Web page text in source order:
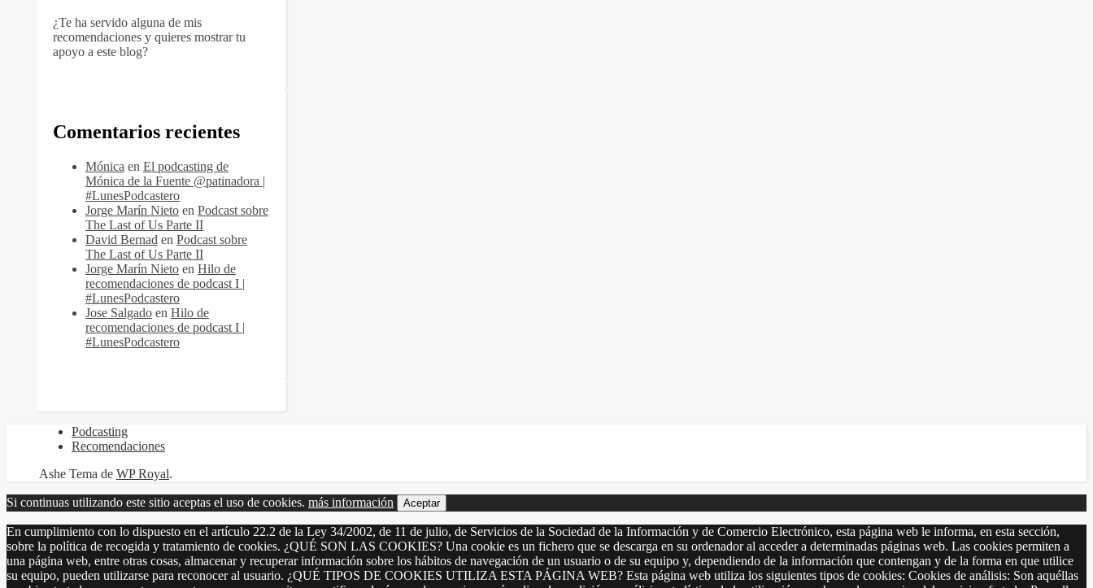
¿Te ha servido alguna de mis
recomendaciones y quieres mostrar tu
apoyo a este blog?
Comentarios recientes
Mónica en El podcasting de
Mónica de la Fuente @patinadora |
#LunesPodcastero
Jorge Marín Nieto en Podcast sobre
The Last of Us Parte II
David Bernad en Podcast sobre
The Last of Us Parte II
Jorge Marín Nieto en Hilo de
recomendaciones de podcast I |
#LunesPodcastero
Jose Salgado en Hilo de
recomendaciones de podcast I |
#LunesPodcastero
Podcasting
Recomendaciones
Ashe Tema de WP Royal.
Si continuas utilizando este sitio aceptas el uso de cookies. más información Aceptar
En cumplimiento con lo dispuesto en el artículo 22.2 de la Ley 34/2002, de 11 de julio, de Servicios de la Sociedad de la Información y de Comercio Electrónico, esta página web le informa, en esta sección,
sobre la política de recogida y tratamiento de cookies. ¿QUÉ SON LAS COOKIES? Una cookie es un fichero que se descarga en su ordenador al acceder a determinadas páginas web. Las cookies permiten a
una página web, entre otras cosas, almacenar y recuperar información sobre los hábitos de navegación de un usuario o de su equipo y, dependiendo de la información que contengan y de la forma en que utilice
su equipo, pueden utilizarse para reconocer al usuario. ¿QUÉ TIPOS DE COOKIES UTILIZA ESTA PÁGINA WEB? Esta página web utiliza los siguientes tipos de cookies: Cookies de análisis: Son aquéllas